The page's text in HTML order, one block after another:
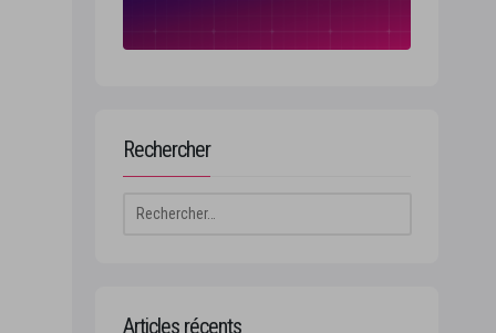
Rechercher
Rechercher :
Articles récents